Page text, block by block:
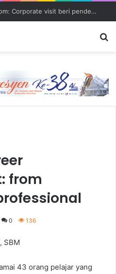
BGS beyond the boardroom: Corporate visit beri pendedahan dunia korporat kepada PELAJAR UUM
from
0 136
SBM
43 orang pelajar yang